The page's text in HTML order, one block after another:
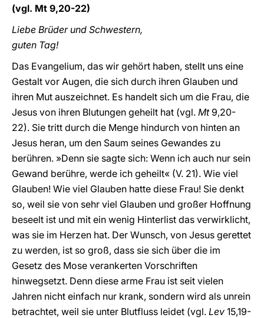
(vgl. Mt 9,20-22)
Liebe Brüder und Schwestern,
guten Tag!
Das Evangelium, das wir gehört haben, stellt uns eine
Gestalt vor Augen, die sich durch ihren Glauben und
ihren Mut auszeichnet. Es handelt sich um die Frau, die
Jesus von ihren Blutungen geheilt hat (vgl. Mt9,20-
22). Sie tritt durch die Menge hindurch von hinten an
Jesus heran, um den Saum seines Gewandes zu
berühren. »Denn sie sagte sich: Wenn ich auch nur sein
Gewand berühre, werde ich geheilt« (V. 21). Wie viel
Glauben! Wie viel Glauben hatte diese Frau! Sie denkt
so, weil sie von sehr viel Glauben und großer Hoffnung
beseelt ist und mit ein wenig Hinterlist das verwirklicht,
was sie im Herzen hat. Der Wunsch, von Jesus gerettet
zu werden, ist so groß, dass sie sich über die im
Gesetz des Mose verankerten Vorschriften
hinwegsetzt. Denn diese arme Frau ist seit vielen
Jahren nicht einfach nur krank, sondern wird als unrein
betrachtet, weil sie unter Blutfluss leidet (vgl. Lev 15,19-